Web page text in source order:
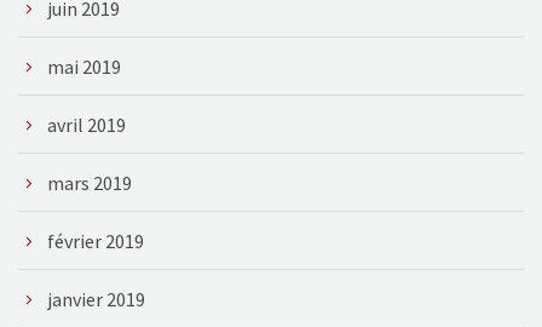
juin 2019
mai 2019
avril 2019
mars 2019
février 2019
janvier 2019